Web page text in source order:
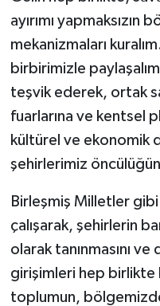
ayırımı yapmaksızın
mekanizmaları
birbirimizle
teşvik ederek, ortak
fuarlarına ve kentsel
kültürel ve ekonomik
şehirlerimiz
Birleşmiş Milletler
çalışarak, şehirlerin
olarak tanınmasını
girişimleri hep birlikte
toplumun,